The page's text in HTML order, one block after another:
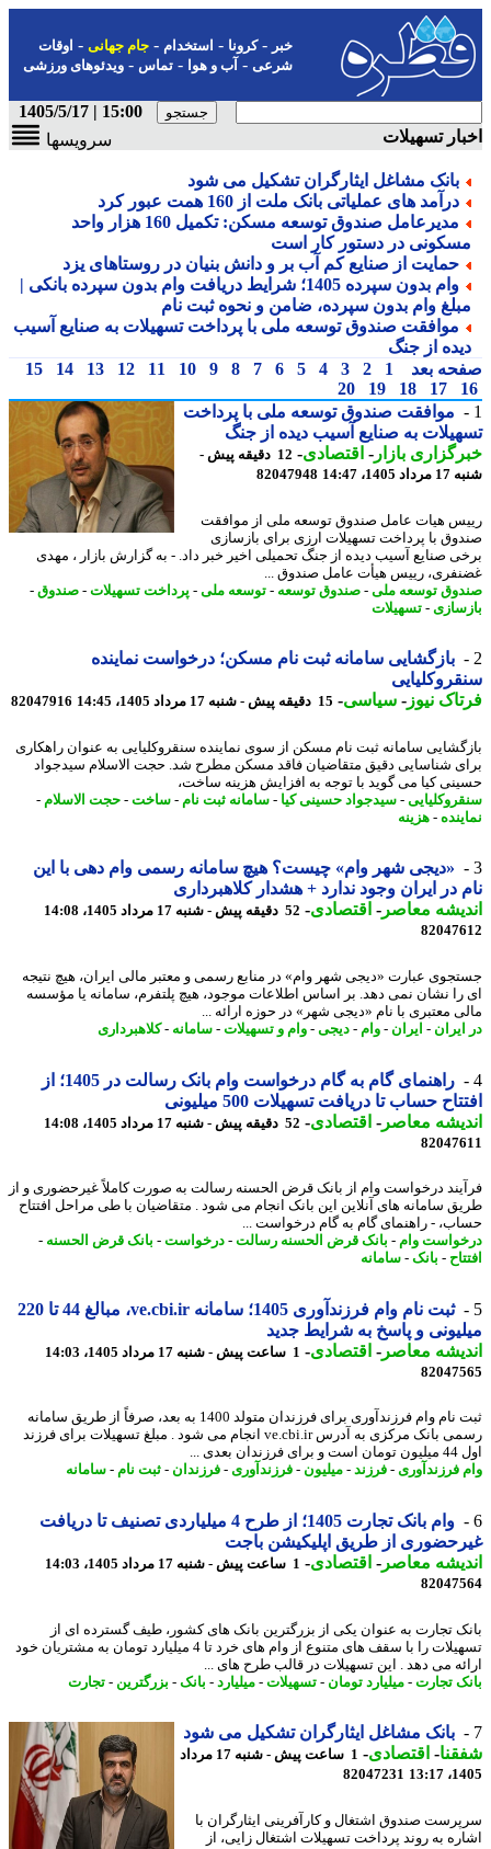
-کرونا-استخدام- جام جهانی-اوقات
شرعی-آب و هوا-تماس-ویدئوهای ورزشی
15:00 | 1405/5/17
تسهیلات
سرویسها
بانک مشاغل ایثارگران تشکیل می شود
درآمد های عملیاتی بانک ملت از 160 همت عبور کرد
مدیرعامل صندوق توسعه مسکن: تکمیل 160 هزار واحد
در دستور کار است
حمایت از صنایع کم آب بر و دانش بنیان در روستاهای یزد
وام بدون سپرده 1405؛ شرایط دریافت وام بدون سپرده بانکی |
وام بدون سپرده، ضامن و نحوه ثبت نام
موافقت صندوق توسعه ملی با پرداخت تسهیلات به صنایع آسیب
از جنگ
بعد
1
2
3
4
5
6
7
8
9
10
11
12
13
14
15
17
18
19
20
موافقت صندوق توسعه ملی با پرداخت
به صنایع آسیب دیده از جنگ
بازار- اقتصادی-
12 دقیقه پیش -
14:47
82047948
هیات عامل صندوق توسعه ملی از موافقت
با پرداخت تسهیلات ارزی برای بازسازی
صنایع آسیب دیده از جنگ تحمیلی اخیر خبر داد. - به گزارش بازار ، مهدی
رییس هیأت عامل صندوق ...
توسعه ملی -صندوق توسعه-توسعه ملی -پرداخت تسهیلات-صندوق-
- تسهیلات
بازگشایی سامانه ثبت نام مسکن؛ درخواست نماینده
نیوز-سیاسی-15 دقیقه پیش - شنبه 17 مرداد 1405، 14:45 82047916
سامانه ثبت نام مسکن از سوی نماینده سنقروکلیایی به عنوان راهکاری
شناسایی دقیق متقاضیان فاقد مسکن مطرح شد. حجت الاسلام سیدجواد
کیا می گوید با توجه به افزایش هزینه ساخت،
-سیدجواد حسینی کیا-سامانه ثبت نام-ساخت-حجت الاسلام-
-هزینه
«دیجی شهر وام» چیست؟ هیچ سامانه رسمی وام دهی با این
در ایران وجود ندارد + هشدار کلاهبرداری
معاصر-اقتصادی-52 دقیقه پیش - شنبه 17 مرداد 1405، 14:08
عبارت «دیجی شهر وام» در منابع رسمی و معتبر مالی ایران، هیچ نتیجه
نشان نمی دهد. بر اساس اطلاعات موجود، هیچ پلتفرم، سامانه یا مؤسسه
معتبری با نام «دیجی شهر» در حوزه ارائه ...
- ایران - وام-دیجی-وام و تسهیلات-سامانه-کلاهبرداری
راهنمای گام به گام درخواست وام بانک رسالت در 1405؛ از
حساب تا دریافت تسهیلات 500 میلیونی
معاصر-اقتصادی-52 دقیقه پیش - شنبه 17 مرداد 1405، 14:08
درخواست وام از بانک قرض الحسنه رسالت به صورت کاملاً غیرحضوری و از
سامانه های آنلاین این بانک انجام می شود . متقاضیان با طی مراحل افتتاح
- راهنمای گام به گام درخواست ...
وام-بانک قرض الحسنه رسالت-درخواست -بانک قرض الحسنه-
-بانک -سامانه
ثبت نام وام فرزندآوری 1405؛ سامانه ve.cbi.ir، مبالغ 44 تا 220
و پاسخ به شرایط جدید
معاصر-اقتصادی-1 ساعت پیش - شنبه 17 مرداد 1405، 14:03
ثبت نام وام فرزندآوری برای فرزندان متولد 1400 به بعد، صرفاً از طریق سامانه
رسمی بانک مرکزی به آدرس ve.cbi.ir انجام می شود . مبلغ تسهیلات برای فرزند
فرزندآوری - فرزند- میلیون-فرزندآوری - فرزندان - ثبت نام-سامانه
وام بانک تجارت 1405؛ از طرح 4 میلیاردی تصنیف تا دریافت
از طریق اپلیکیشن باجت
معاصر-اقتصادی-1 ساعت پیش - شنبه 17 مرداد 1405، 14:03
تجارت به عنوان یکی از بزرگترین بانک های کشور، طیف گسترده ای از
تسهیلات را با سقف های متنوع از وام های خرد تا 4 میلیارد تومان به مشتریان خود
می دهد . این تسهیلات در قالب طرح های ...
تجارت- میلیارد تومان-تسهیلات-میلیارد-بانک -بزرگترین- تجارت
بانک مشاغل ایثارگران تشکیل می شود
-اقتصادی-
1 ساعت پیش - شنبه 17 مرداد
82047231
صندوق اشتغال و کارآفرینی ایثارگران با
به روند پرداخت تسهیلات اشتغال زایی، از